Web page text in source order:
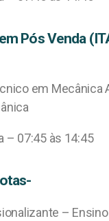
Pós Venda
em Mecânica
– 07:45 às 14:45
–